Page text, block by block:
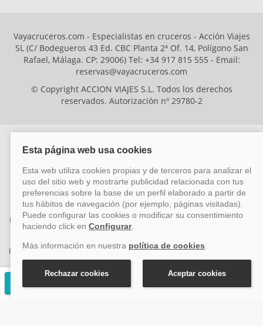
Vayacruceros.com - Especialistas en cruceros - Acción Viajes
SL (C/ Bodegueros 43 Ed. CBC Planta 2ª Of. 14, Polígono San
Rafael, Málaga. CP: 29006) Tel: +34 917 815 555 - Email:
reservas@vayacruceros.com
© Copyright ACCION VIAJES S.L. Todos los derechos
reservados. Autorización nº 29780-2
ACCION VIAJES SL ha sido beneficiaria del Fondo Europeo de Desarrollo
Regional (FEDER), cuyo objetivo es mejorar la competitividad de las pymes
mediante el impulso de la innovación, el desarrollo tecnológico, la
investigación de calidad y el uso seguro y fiable del ciberespacio. Gracias a
esta financiación, la empresa ha puesto en marcha un Plan de Acción
promoviendo la innovación y la ciberseguridad. Para ello, ha contado con el
apoyo de los programas Pyme Innova y Pyme Cibersegura de la Cámara
de Comercio de Málaga. #EuropaSeSiente